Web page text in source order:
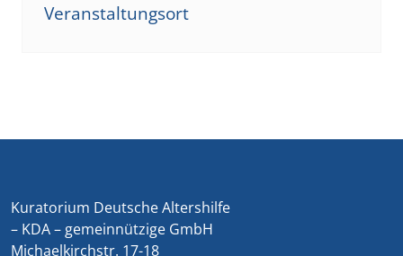
Veranstaltungsort
Kuratorium Deutsche Altershilfe
– KDA – gemeinnützige GmbH
Michaelkirchstr. 17-18